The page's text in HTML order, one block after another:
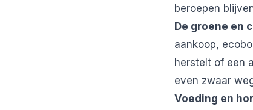
beroepen
De groene en
aankoop,
herstelt of een
even zwaar
Voeding en